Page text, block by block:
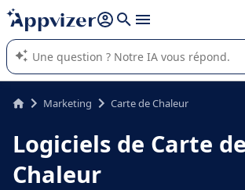
répondre (plusieurs lignes avec
L'IA de Appvizer vous guide dans l'utilisation ou
logiciel SaaS en entreprise.
Marketing Carte de Chaleur
Logiciels de Carte de
Chaleur